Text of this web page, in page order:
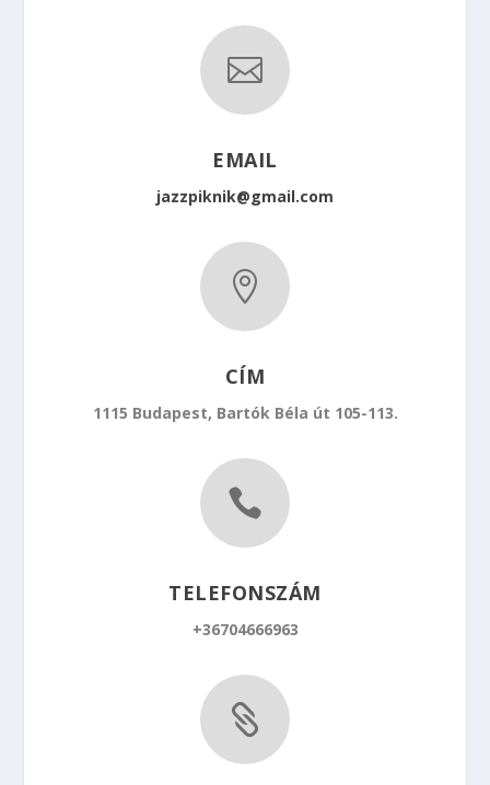

EMAIL
jazzpiknik@gmail.com

CÍM
1115 Budapest, Bartók Béla út 105-113.

TELEFONSZÁM
+36704666963
